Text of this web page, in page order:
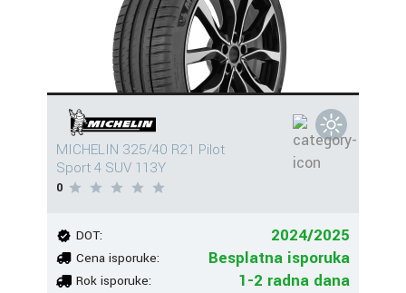
MICHELIN 325/40 R21 Pilot
Sport 4 SUV 113Y
0
DOT: 2024/2025
Cena isporuke: Besplatna isporuka
Rok isporuke: 1-2 radna dana